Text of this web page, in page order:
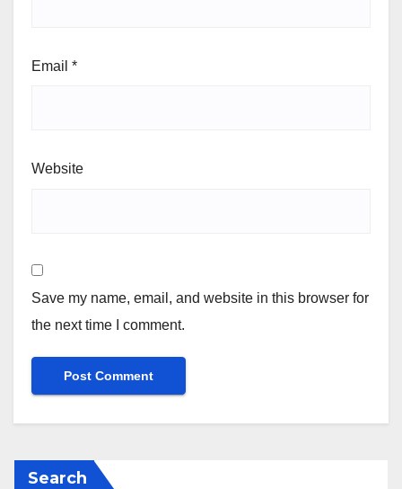
Email *
Website
Save my name, email, and website in this browser for
the next time I comment.
Search